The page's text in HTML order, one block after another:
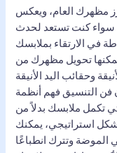
مظهرك العام، ويعكس
سواء كنت تستعد لحدث
في الارتقاء بملابسك
تحويل مظهرك من
وحقائب اليد الأنيقة
فن التنسيق فهم أنظمة
تكمل ملابسك بدلاً من
استراتيجي، يمكنك
وتترك انطباعًا